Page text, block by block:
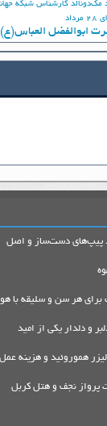
مک‌دونالد کارشناس شبکه
ابوالفضل العباس(ع)
پیپ‌های دست‌ساز و اصل
برای هر سن و سلیقه با هو
و دلدار یکی از امید
هموروئید و هزینه عمل
پرواز نجف و هتل کربل